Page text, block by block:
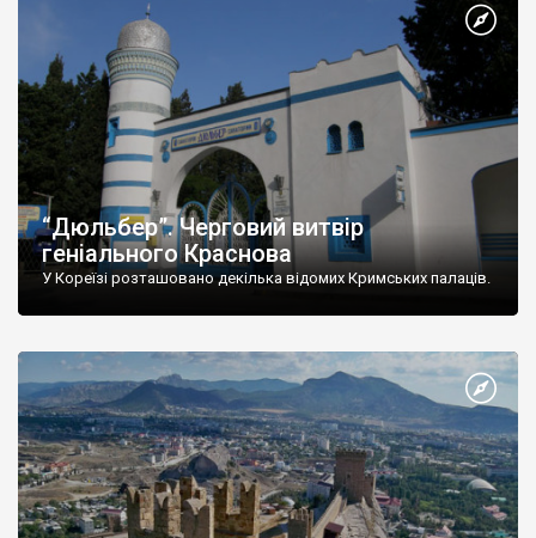
“Дюльбер”. Черговий витвір
геніального Краснова
У Кореїзі розташовано декілька відомих Кримських палаців.